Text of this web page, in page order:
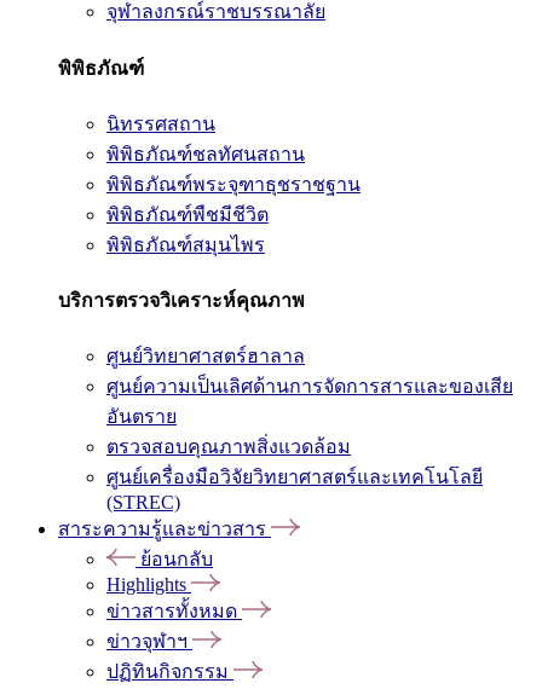
จุฬาลงกรณ์ราชบรรณาลัย
พิพิธภัณฑ์
นิทรรศสถาน
พิพิธภัณฑ์ชลทัศนสถาน
พิพิธภัณฑ์พระจุฑาธุชราชฐาน
พิพิธภัณฑ์พืชมีชีวิต
พิพิธภัณฑ์สมุนไพร
บริการตรวจวิเคราะห์คุณภาพ
ศูนย์วิทยาศาสตร์ฮาลาล
ศูนย์ความเป็นเลิศด้านการจัดการสารและของเสีย
อันตราย
ตรวจสอบคุณภาพสิ่งแวดล้อม
ศูนย์เครื่องมือวิจัยวิทยาศาสตร์และเทคโนโลยี
(STREC)
สาระความรู้และข่าวสาร
ย้อนกลับ
Highlights
ข่าวสารทั้งหมด
ข่าวจุฬาฯ
ปฏิทินกิจกรรม